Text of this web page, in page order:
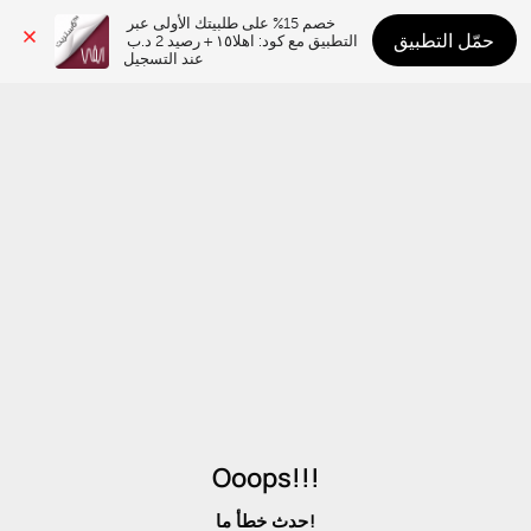
عند التسجيل
حمّل التطبيق
Ooops!!!
حدث خطأ ما!